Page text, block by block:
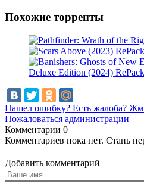
Похожие торренты
Deluxe Edition (2024)
Нашел ошибку? Есть жалоба?
Пожаловаться администрации
Комментарии 0
Комментариев пока нет. Стань
Добавить комментарий